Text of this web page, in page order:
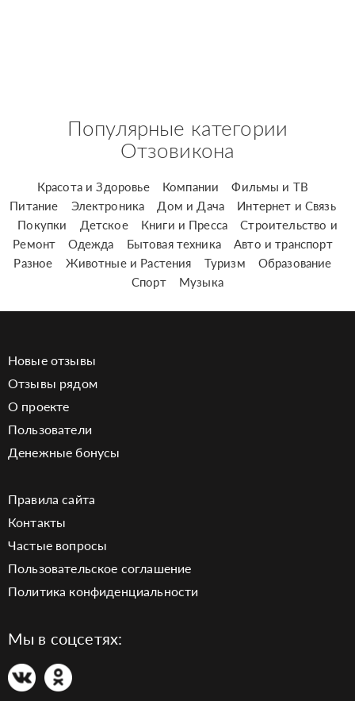
Популярные категории
Отзовикона
Красота и Здоровье Компании
Фильмы и ТВ
Питание
Электроника Дом и Дача
Интернет и Связь
Покупки
Детское Книги и Пресса
Строительство и
Ремонт
Одежда Бытовая техника
Авто и транспорт
Разное
Животные и Растения Туризм
Образование
Спорт
Музыка
Новые отзывы
Отзывы рядом
О проекте
Пользователи
Денежные бонусы
Правила сайта
Контакты
Частые вопросы
Пользовательское соглашение
Политика конфиденциальности
Мы в соцсетях: